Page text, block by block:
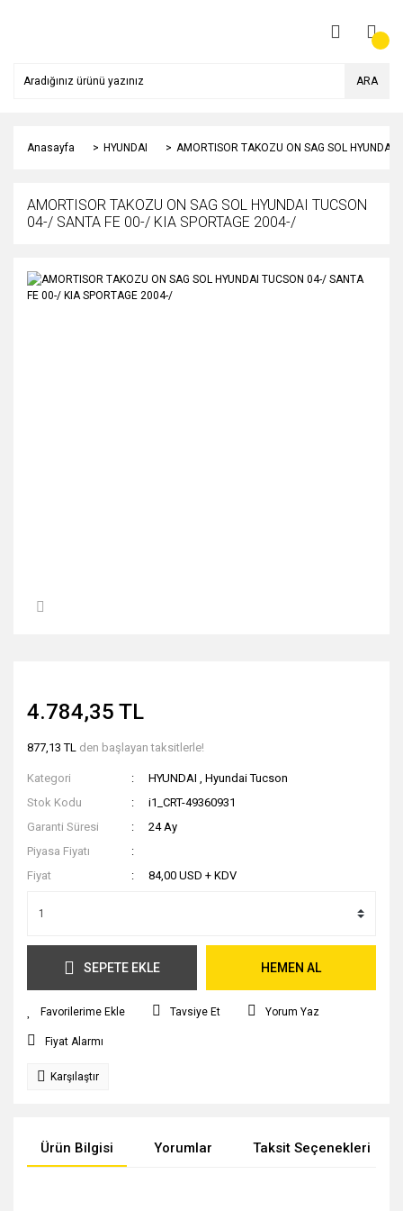
ARA
Anasayfa HYUNDAI AMORTISOR TAKOZU ON SAG SOL
AMORTISOR TAKOZU ON SAG SOL HYUNDAI TUCSON
04-/ SANTA FE 00-/ KIA SPORTAGE 2004-/
4.784,35 TL
877,13 TL den başlayan taksitlerle!
Kategori HYUNDAI ,Hyundai Tucson
Stok Kodu
i1_CRT-49360931
Garanti Süresi
24 Ay
Piyasa Fiyatı
Fiyat
84,00 USD + KDV
SEPETE EKLE HEMEN AL
Tavsiye Et Yorum Yaz
Fiyat Alarmı
Karşılaştır
Ürün Bilgisi Yorumlar Taksit Seçenekleri